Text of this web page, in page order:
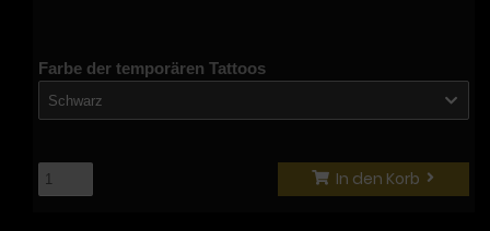
Farbe der temporären Tattoos
Schwarz
In den Korb